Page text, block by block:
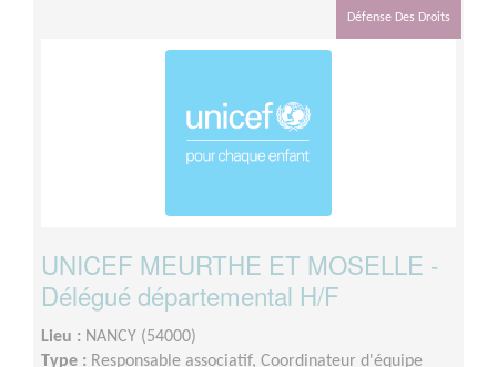
Défense Des Droits
UNICEF MEURTHE ET MOSELLE -
Délégué départemental H/F
Lieu : NANCY (54000)
Type : Responsable associatif, Coordinateur d'équipe